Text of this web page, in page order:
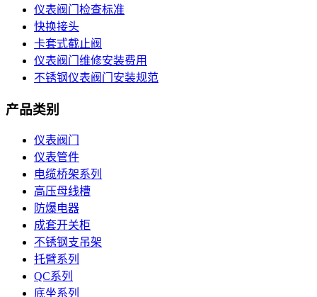
仪表阀门检查标准
快换接头
卡套式截止阀
仪表阀门维修安装费用
不锈钢仪表阀门安装规范
产品类别
仪表阀门
仪表管件
电缆桥架系列
高压母线槽
防爆电器
成套开关柜
不锈钢支吊架
托臂系列
QC系列
底坐系列